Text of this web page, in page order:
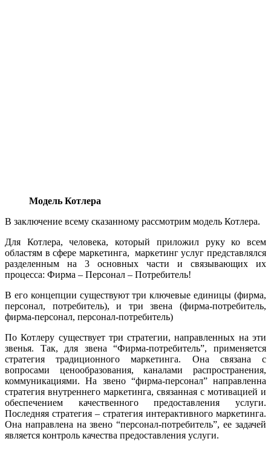
Модель Котлера
В заключение всему сказанному рассмотрим модель Котлера.
Для Котлера, человека, который приложил руку ко всем
областям в сфере маркетинга, маркетинг услуг представлялся
разделенным на 3 основных части и связывающих их
процесса: Фирма – Персонал – Потребитель!
В его концепции существуют три ключевые единицы (фирма,
персонал, потребитель), и три звена (фирма-потребитель,
фирма-персонал, персонал-потребитель)
По Котлеру существует три стратегии, направленных на эти
звенья. Так, для звена “Фирма-потребитель”, применяется
стратегия традиционного маркетинга. Она связана с
вопросами ценообразования, каналами распространения,
коммуникациями. На звено “фирма-персонал” направленна
стратегия внутреннего маркетинга, связанная с мотивацией и
обеспечением качественного предоставления услуги.
Последняя стратегия – стратегия интерактивного маркетинга.
Она направлена на звено “персонал-потребитель”, ее задачей
является контроль качества предоставления услуги.